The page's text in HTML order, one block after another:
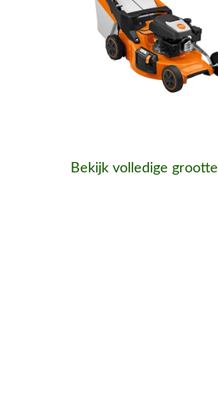
Bekijk volledige grootte